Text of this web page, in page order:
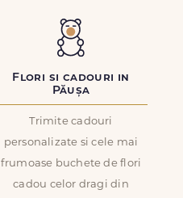
Flori si cadouri in
Păușa
Trimite cadouri
personalizate si cele mai
frumoase buchete de flori
cadou celor dragi din